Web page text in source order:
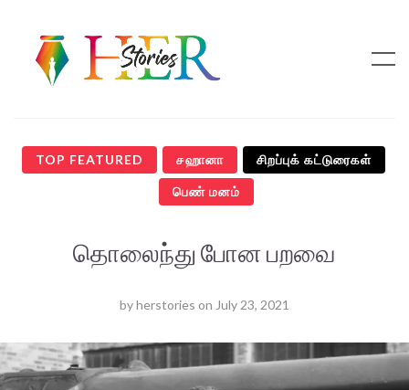
TOP FEATURED சஹானா சிறப்புக் கட்டுரைகள்
பெண் மனம்
தொலைந்து போன பறவை
byherstories on July 23, 2021